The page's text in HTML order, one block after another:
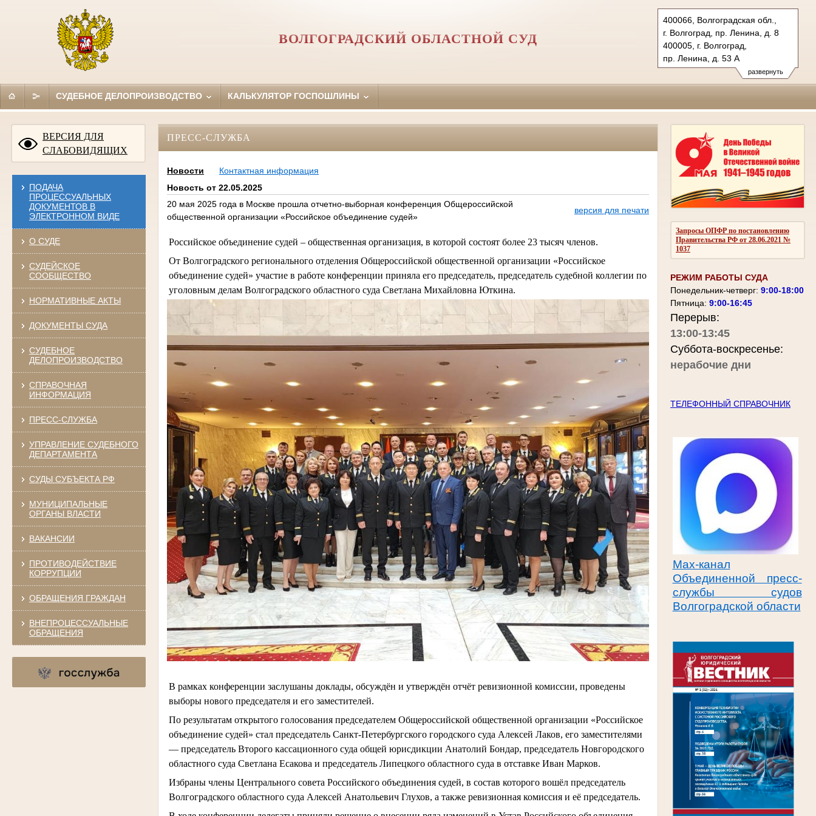
развернуть
400066, Волгоградская обл.,
г. Волгоград, пр. Ленина, д. 8
400005, г. Волгоград,
пр. Ленина, д. 53 А
Тел.: (8442) 38-21-98, 23-87-44
oblsud.vol@sudrf.ru
ВОЛГОГРАДСКИЙ ОБЛАСТНОЙ СУД
СУДЕБНОЕ ДЕЛОПРОИЗВОДСТВО КАЛЬКУЛЯТОР ГОСПОШЛИНЫ
ВЕРСИЯ ДЛЯ
СЛАБОВИДЯЩИХ
ПОДАЧА
ПРОЦЕССУАЛЬНЫХ
ДОКУМЕНТОВ В
ЭЛЕКТРОННОМ ВИДЕ
О СУДЕ
СУДЕЙСКОЕ
СООБЩЕСТВО
НОРМАТИВНЫЕ АКТЫ
ДОКУМЕНТЫ СУДА
СУДЕБНОЕ
ДЕЛОПРОИЗВОДСТВО
СПРАВОЧНАЯ
ИНФОРМАЦИЯ
ПРЕСС-СЛУЖБА
УПРАВЛЕНИЕ СУДЕБНОГО
ДЕПАРТАМЕНТА
СУДЫ СУБЪЕКТА РФ
МУНИЦИПАЛЬНЫЕ
ОРГАНЫ ВЛАСТИ
ВАКАНСИИ
ПРОТИВОДЕЙСТВИЕ
КОРРУПЦИИ
ОБРАЩЕНИЯ ГРАЖДАН
ВНЕПРОЦЕССУАЛЬНЫЕ
ОБРАЩЕНИЯ
Запросы ОПФР по постановлению
Правительства РФ от 28.06.2021 №
1037
РЕЖИМ РАБОТЫ СУДА
Понедельник-четверг: 9:00-18:00
Пятница: 9:00-16:45
Перерыв:
13:00-13:45
Суббота-воскресенье:
нерабочие дни
ТЕЛЕФОННЫЙ СПРАВОЧНИК
Max-канал
Объединенной пресс-
службы судов
Волгоградской области
ПРЕСС-СЛУЖБА
Новости
Контактная информация
Новость от 22.05.2025
20 мая 2025 года в Москве прошла отчетно-выборная конференция Общероссийской
общественной организации «Российское объединение судей»
версия для печати
Российское объединение судей – общественная организация, в которой состоят более 23 тысяч членов.
От Волгоградского регионального отделения Общероссийской общественной организации «Российское
объединение судей» участие в работе конференции приняла его председатель, председатель судебной коллегии по
уголовным делам Волгоградского областного суда Светлана Михайловна Юткина.
В рамках конференции заслушаны доклады, обсуждён и утверждён отчёт ревизионной комиссии, проведены
выборы нового председателя и его заместителей.
По результатам открытого голосования председателем Общероссийской общественной организации «Российское
объединение судей» стал председатель Санкт-Петербургского городского суда Алексей Лаков, его заместителями
— председатель Второго кассационного суда общей юрисдикции Анатолий Бондар, председатель Новгородского
областного суда Светлана Есакова и председатель Липецкого областного суда в отставке Иван Марков.
Избраны члены Центрального совета Российского объединения судей, в состав которого вошёл председатель
Волгоградского областного суда Алексей Анатольевич Глухов, а также ревизионная комиссия и её председатель.